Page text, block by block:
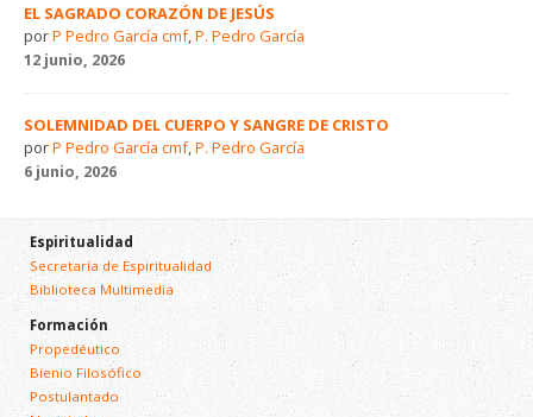
EL SAGRADO CORAZÓN DE JESÚS
porP Pedro García cmf,P. Pedro García
12 junio, 2026
SOLEMNIDAD DEL CUERPO Y SANGRE DE CRISTO
porP Pedro García cmf,P. Pedro García
6 junio, 2026
Espiritualidad
Secretaría de Espiritualidad
Biblioteca Multimedia
Formación
Propedéutico
Bienio Filosófico
Postulantado